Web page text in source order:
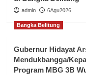
admin 6Agu2026
Bangka Belitung
Gubernur Hidayat
Mendukbangga/
Program MBG 3B